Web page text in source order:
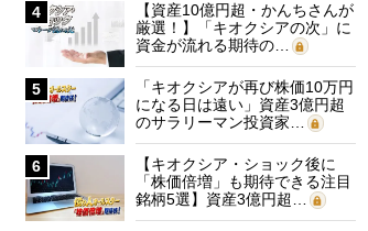
4
【資産10億円超・かんちさんが
厳選！】「キオクシアの次」に
資金が流れる期待の…
5
「キオクシアが再び株価10万円
になる日は遠い」資産3億円超
のサラリーマン投資家…
6
【キオクシア・ショック後に
「株価倍増」も期待できる注目
銘柄5選】資産3億円超…